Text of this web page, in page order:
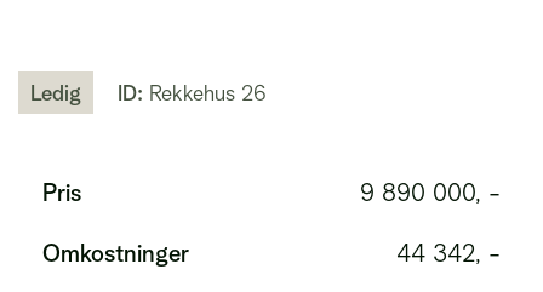
Ledig ID: Rekkehus 26
Pris 9 890 000, -
Omkostninger 44 342, -